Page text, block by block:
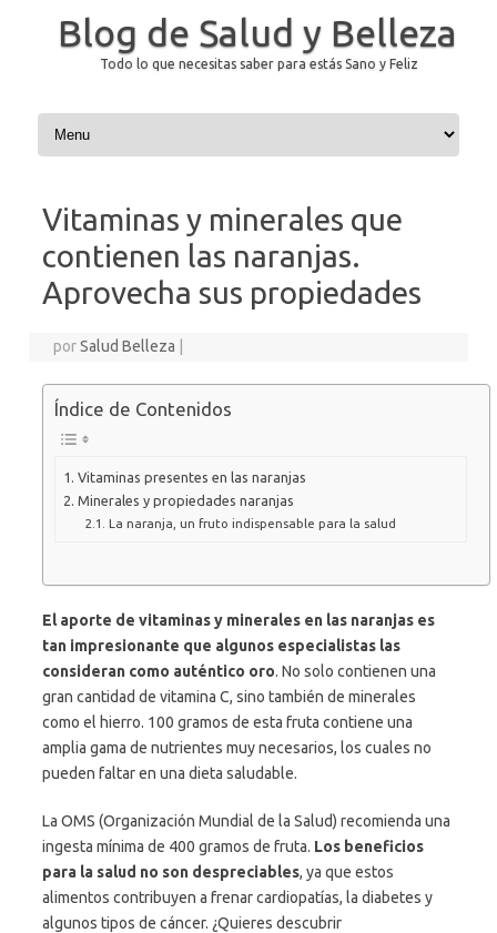
Blog de Salud y Belleza
Todo lo que necesitas saber para estás Sano y Feliz
Saltar al contenido
Vitaminas y minerales que
contienen las naranjas.
Aprovecha sus propiedades
porSalud Belleza
Índice de Contenidos
Vitaminas presentes en las naranjas
Minerales y propiedades naranjas
La naranja, un fruto indispensable para la salud
El aporte de vitaminas y minerales en las naranjas es
tan impresionante que algunos especialistas las
consideran como auténtico oro. No solo contienen una
gran cantidad de vitamina C, sino también de minerales
como el hierro. 100 gramos de esta fruta contiene una
amplia gama de nutrientes muy necesarios, los cuales no
pueden faltar en una dieta saludable.
La OMS (Organización Mundial de la Salud) recomienda una
ingesta mínima de 400 gramos de fruta. Los beneficios
para la salud no son despreciables, ya que estos
alimentos contribuyen a frenar cardiopatías, la diabetes y
algunos tipos de cáncer. ¿Quieres descubrir